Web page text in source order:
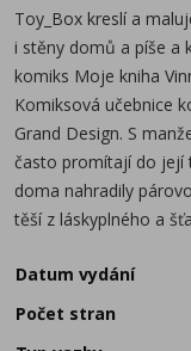
Toy_Box kreslí a
i stěny domů a píše a
komiks Moje kniha
Komiksová učebnice
Grand Design. S
často promítají do její
doma nahradily
těší z láskyplného a
Datum vydání
Počet stran